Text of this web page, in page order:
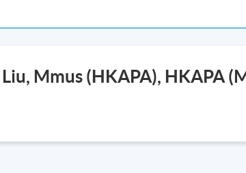
Mmus (HKAPA), HKAPA